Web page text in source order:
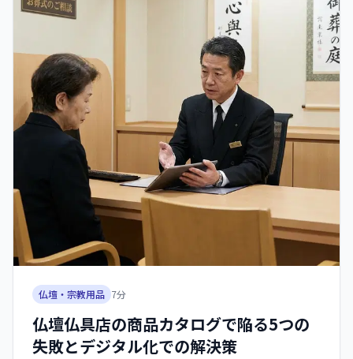
仏壇・宗教用品 7分
仏壇仏具店の商品カタログで陥る5つの
失敗とデジタル化での解決策